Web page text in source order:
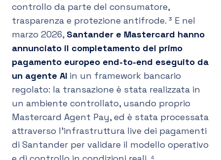
controllo da parte del consumatore,
trasparenza e protezione antifrode. ³ E nel
marzo 2026, Santander e Mastercard hanno
annunciato il completamento del primo
pagamento europeo end-to-end eseguito da
un agente AI in un framework bancario
regolato: la transazione è stata realizzata in
un ambiente controllato, usando proprio
Mastercard Agent Pay, ed è stata processata
attraverso l’infrastruttura live dei pagamenti
di Santander per validare il modello operativo